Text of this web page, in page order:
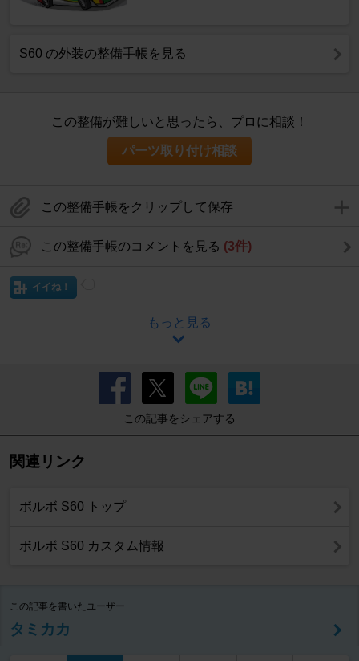
S60 の外装の整備手帳を見る
この整備が難しいと思ったら、プロに相談！
パーツ取り付け相談
この整備手帳をクリップして保存
この整備手帳のコメントを見る (3件)
イイね！
もっと見る
この記事をシェアする
関連リンク
ボルボ S60 トップ
ボルボ S60 カスタム情報
この記事を書いたユーザー
タミカカ